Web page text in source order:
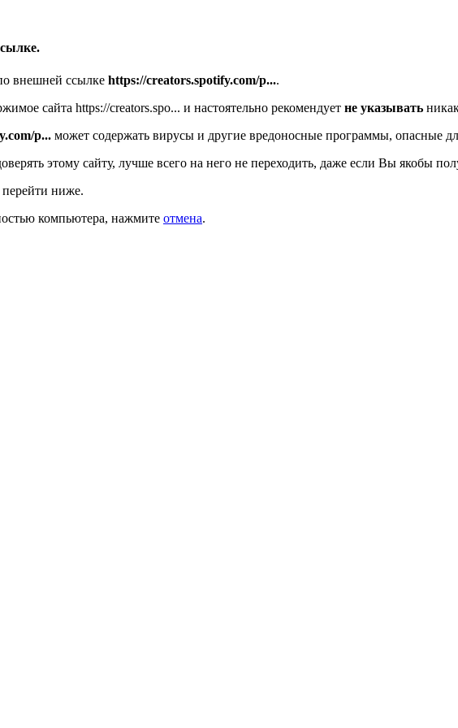
внешней ссылке https://creators.spotify.com/p....
сайта https://creators.spo... и настоятельно рекомендует не указывать
p... может содержать вирусы и другие вредоносные программы, опасные
этому сайту, лучше всего на него не переходить, даже если Вы якобы
ниже.
компьютера, нажмите отмена.